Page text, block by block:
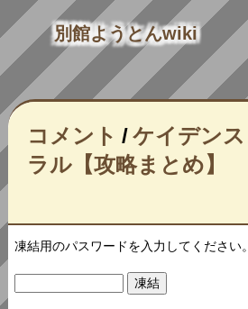
別館ようとんwiki
コメント /ケイデン
ラル【攻略まとめ】
凍結用のパスワードを入力してください。